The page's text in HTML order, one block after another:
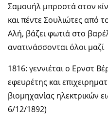
Σαμουήλ μπροστά στον
και πέντε Σουλιώτες από
Αλή, βάζει φωτιά στο
ανατινάσσονται όλοι μαζί
1816: γεννιέται ο Ερνστ
εφευρέτης και
βιομηχανίας ηλεκτρικών
6/12/1892)